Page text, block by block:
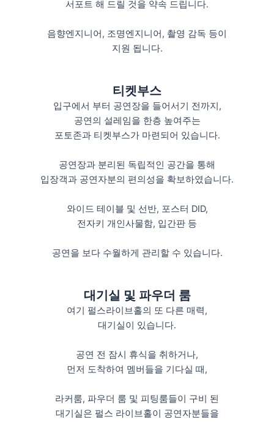
서포트 해 드릴 것을 약속 드립니다.
음향엔지니어, 조명엔지니어, 촬영 감독 등이
지원 됩니다.
티켓부스
입구에서 부터 공연장을 들어서기 전까지,
공연의 설레임을 한층 높여주는
포토존과 티켓부스가 마련되어 있습니다.
공연장과 분리된 독립적인 공간을 통해
입장객과 공연자분의 편의성을 확보하였습니다.
와이드 테이블 및 선반, 포스터 DID,
전자키 개인사물함, 입간판 등
공연을 보다 수월하게 관리할 수 있습니다.
대기실 및 파우더 룸
여기 펄스라이브홀의 또 다른 매력,
대기실이 있습니다.
공연 전 잠시 휴식을 취하거나,
먼저 도착하여 멤버들을 기다실 때,
라커룸, 파우더 룸 및 피팅룸들이 구비 된
대기실은 펄스 라이브홀이 공연자분들을